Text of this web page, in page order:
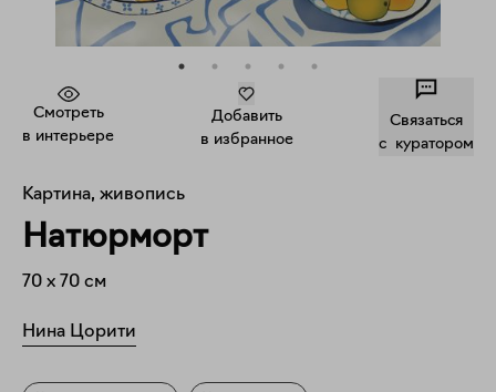
Смотреть
в интерьере
Добавить
в избранное
Связаться
c куратором
Картина, живопись
Натюрморт
70 x 70 см
Нина Цорити